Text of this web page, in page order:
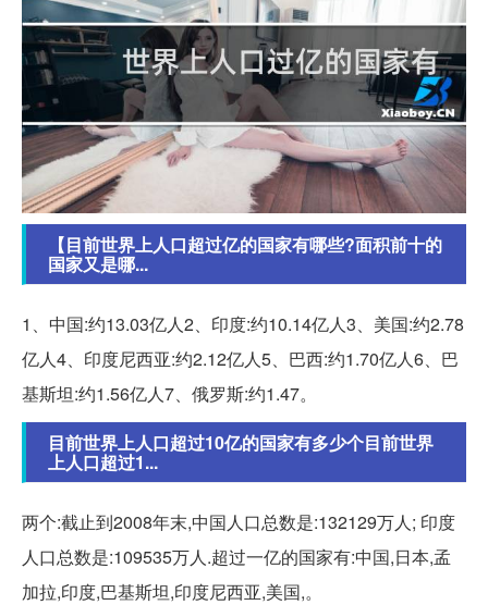
【目前世界上人口超过亿的国家有哪些?面积前十的
国家又是哪...
1、中国:约13.03亿人2、印度:约10.14亿人3、美国:约2.78
亿人4、印度尼西亚:约2.12亿人5、巴西:约1.70亿人6、巴
基斯坦:约1.56亿人7、俄罗斯:约1.47。
目前世界上人口超过10亿的国家有多少个目前世界
上人口超过1...
两个:截止到2008年末,中国人口总数是:132129万人; 印度
人口总数是:109535万人.超过一亿的国家有:中国,日本,孟
加拉,印度,巴基斯坦,印度尼西亚,美国,。